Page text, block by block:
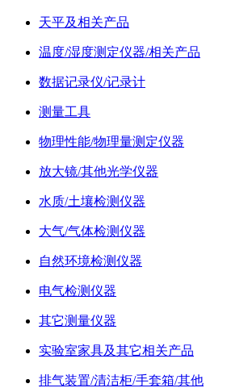
天平及相关产品
温度/湿度测定仪器/相关产品
数据记录仪/记录计
测量工具
物理性能/物理量测定仪器
放大镜/其他光学仪器
水质/土壤检测仪器
大气/气体检测仪器
自然环境检测仪器
电气检测仪器
其它测量仪器
实验室家具及其它相关产品
排气装置/清洁柜/手套箱/其他